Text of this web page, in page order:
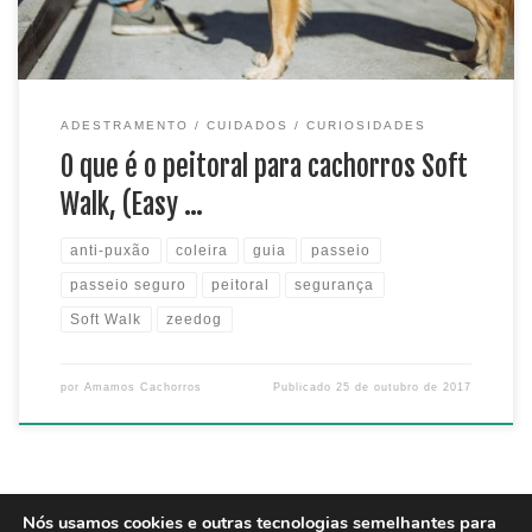
ADESTRAMENTO CUIDADOS CURIOSIDADES
O que é o peitoral para cachorros Soft
Walk, (Easy …
anti-puxão coleira guia passeio
passeio seguro peitoral segurança
Soft Walk zeedog
por Amamos Cachorros Publicado25 de outubro de 2017
Nós usamos cookies e outras tecnologias semelhantes para